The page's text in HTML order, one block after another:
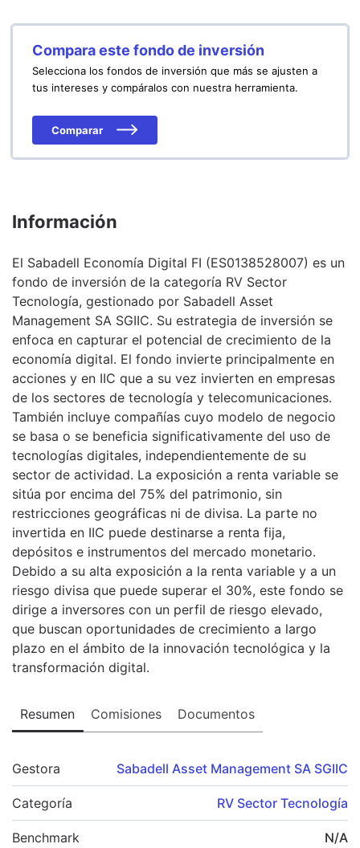
Compara este fondo de inversión
Selecciona los fondos de inversión que más se ajusten a
tus intereses y compáralos con nuestra herramienta.
Comparar
Información
El Sabadell Economía Digital FI (ES0138528007) es un
fondo de inversión de la categoría RV Sector
Tecnología, gestionado por Sabadell Asset
Management SA SGIIC. Su estrategia de inversión se
enfoca en capturar el potencial de crecimiento de la
economía digital. El fondo invierte principalmente en
acciones y en IIC que a su vez invierten en empresas
de los sectores de tecnología y telecomunicaciones.
También incluye compañías cuyo modelo de negocio
se basa o se beneficia significativamente del uso de
tecnologías digitales, independientemente de su
sector de actividad. La exposición a renta variable se
sitúa por encima del 75% del patrimonio, sin
restricciones geográficas ni de divisa. La parte no
invertida en IIC puede destinarse a renta fija,
depósitos e instrumentos del mercado monetario.
Debido a su alta exposición a la renta variable y a un
riesgo divisa que puede superar el 30%, este fondo se
dirige a inversores con un perfil de riesgo elevado,
que buscan oportunidades de crecimiento a largo
plazo en el ámbito de la innovación tecnológica y la
transformación digital.
Resumen Comisiones Documentos
Gestora Sabadell Asset Management SA SGIIC
Categoría RV Sector Tecnología
Benchmark N/A